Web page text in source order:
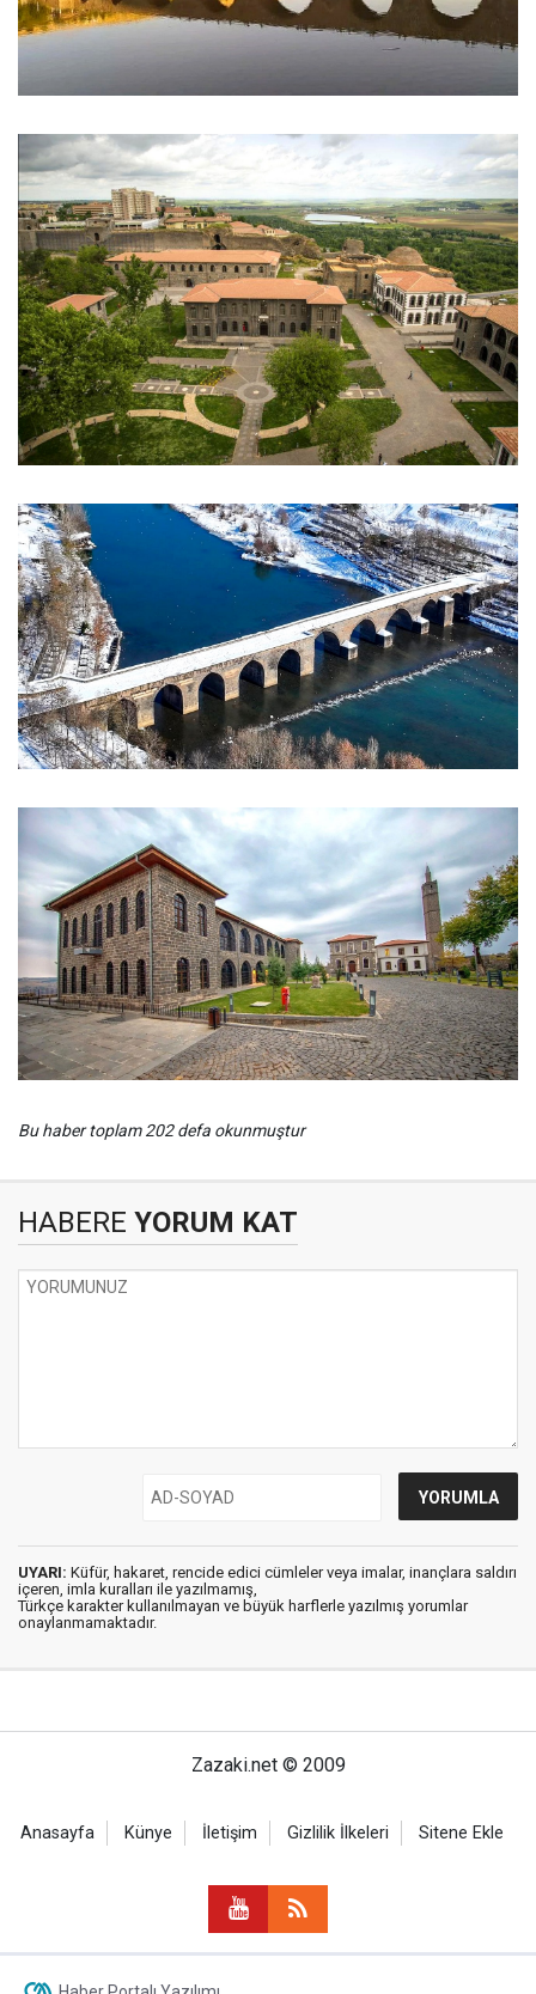
Bu haber toplam 202 defa okunmuştur
HABERE YORUM KAT
UYARI: Küfür, hakaret, rencide edici cümleler veya imalar, inançlara saldırı
içeren, imla kuralları ile yazılmamış,
Türkçe karakter kullanılmayan ve büyük harflerle yazılmış yorumlar
onaylanmamaktadır.
Zazaki.net © 2009
Anasayfa Künye İletişim Gizlilik İlkeleri Sitene Ekle